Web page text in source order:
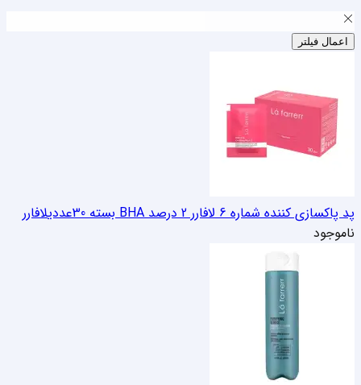
اعمال فیلتر
پد پاکسازی کننده شماره 6 لافارر 2 درصد BHA بسته 30عددی
لافارر
ناموجود